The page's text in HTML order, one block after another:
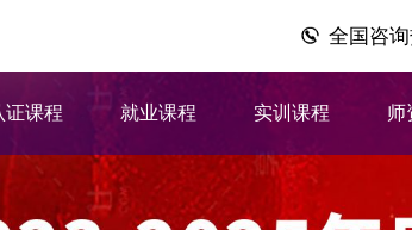
全国咨
证课程 就业课程 实训课程 师